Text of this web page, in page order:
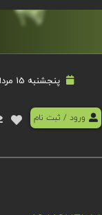
پنجشنبه 15 مرداد 1405
ورود / ثبت نام